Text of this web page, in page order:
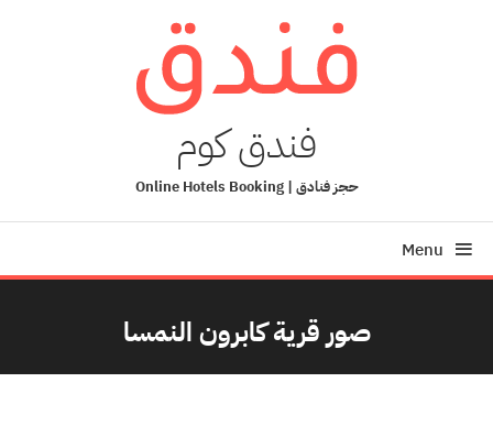
فندق كوم
حجز فنادق | Online Hotels Booking
Menu
صور قرية كابرون النمسا